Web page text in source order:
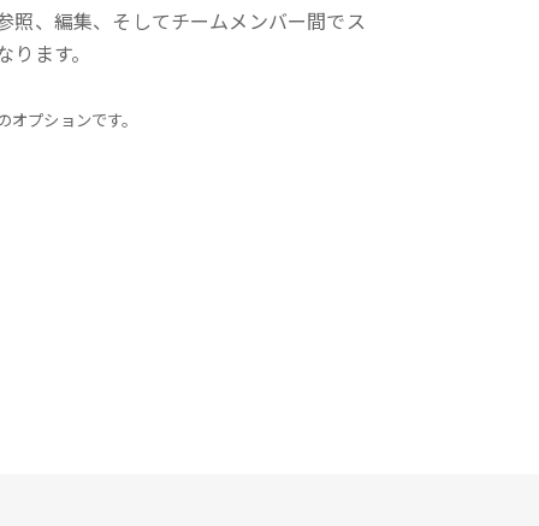
照、編集、そしてチームメンバー間でス
ます。
プションです。